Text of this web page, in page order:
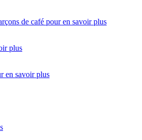
de café pour en savoir plus
plus
en savoir plus